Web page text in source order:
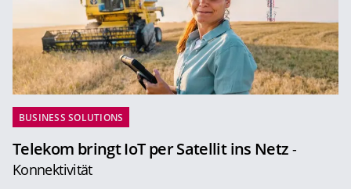
BUSINESS SOLUTIONS
Telekom bringt IoT per Satellit ins Netz -
Konnektivität